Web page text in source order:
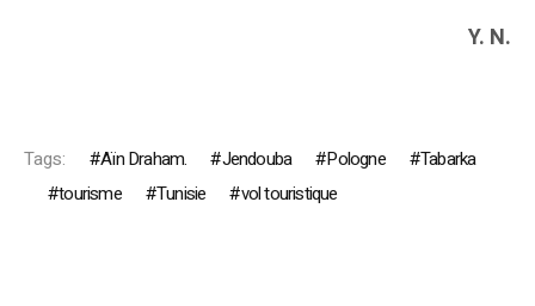
Y. N.
Tags: Aïn Draham. Jendouba Pologne
Tabarka
tourisme
Tunisie vol touristique